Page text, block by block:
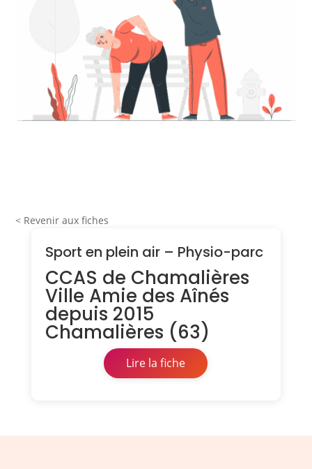
< Revenir aux fiches
Sport en plein air – Physio-parc
CCAS de Chamalières
Ville Amie des Aînés
depuis 2015
Chamalières (63)
Lire la fiche